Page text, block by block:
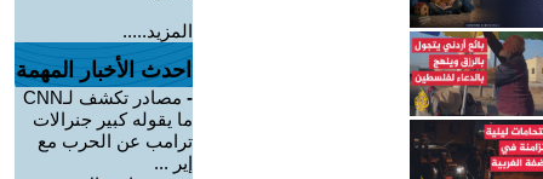
المزيد.....
احدث الأخبار المهمة
-
مصادر تكشف لـCNN
ما يقوله كبير جنرالات
ترامب عن الحرب مع
إير ...